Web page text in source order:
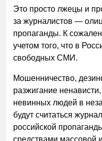
Это просто лжецы и
за журналистов —
пропаганды. К
учетом того, что в
свободных СМИ.
Мошенничество,
разжигание
невинных людей в
будут считаться
российской
средствами массовой